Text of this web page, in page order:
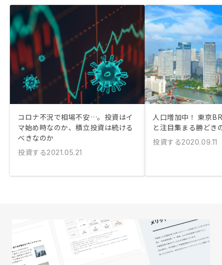
コロナ不況で相場不安…。投資はイ
マ始め時なのか、積立投資は続ける
べきなのか
投資する2021.05.21
人口増加中！ 東京
と注目集まる勝どき
投資する2020.09.11